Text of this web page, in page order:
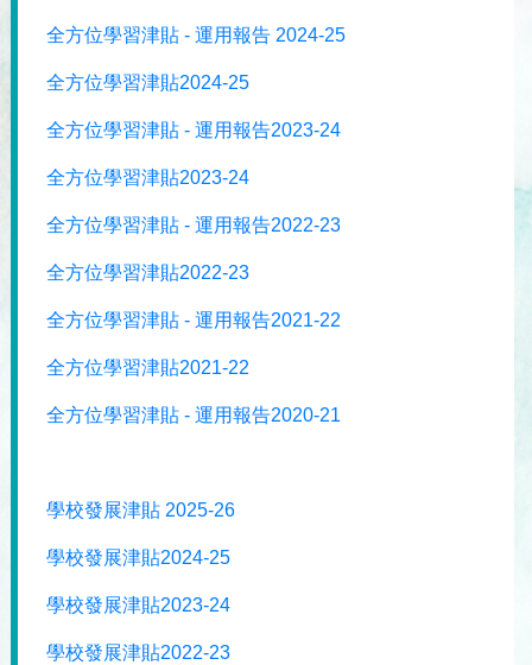
全方位學習津貼 - 運用報告 2024-25
全方位學習津貼2024-25
全方位學習津貼 - 運用報告2023-24
全方位學習津貼2023-24
全方位學習津貼 - 運用報告2022-23
全方位學習津貼2022-23
全方位學習津貼 - 運用報告2021-22
全方位學習津貼2021-22
全方位學習津貼 - 運用報告2020-21
學校發展津貼 2025-26
學校發展津貼2024-25
學校發展津貼2023-24
學校發展津貼2022-23